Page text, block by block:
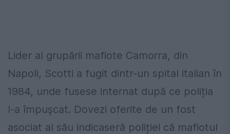
Lider al grupării mafiote Camorra, din
Napoli, Scotti a fugit dintr-un spital italian în
1984, unde fusese internat după ce poliția
l-a împușcat. Dovezi oferite de un fost
asociat al său indicaseră poliției că mafiotul